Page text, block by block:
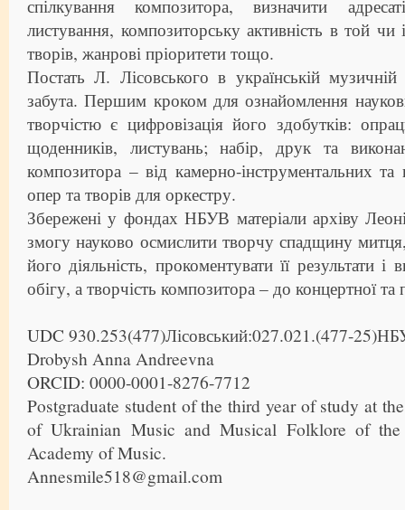
спілкування композитора, визначити
листування, композиторську активність в той
творів, жанрові пріоритети тощо.
Постать Л. Лісовського в українській музичній
забута. Першим кроком для ознайомлення
творчістю є цифровізація його здобутків:
щоденників, листувань; набір, друк та
композитора – від камерно-інструментальних
опер та творів для оркестру.
Збережені у фондах НБУВ матеріали архіву
змогу науково осмислити творчу спадщину
його діяльність, прокоментувати її результати і
обігу, а творчість композитора – до концертної та
UDC 930.253(477)Лісовський:027.021.(477-
Drobysh Anna Andreevna
ORCID: 0000-0001-8276-7712
Postgraduate student of the third year of study at
of Ukrainian Music and Musical Folklore of the
Academy of Music.
Annesmile518@gmail.com